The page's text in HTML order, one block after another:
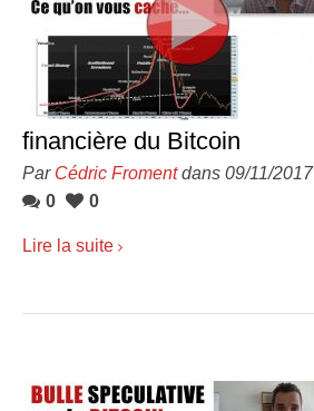
financière du Bitcoin
Par Cédric Fromentdans 09/11/2017
0
0
Lire la suite